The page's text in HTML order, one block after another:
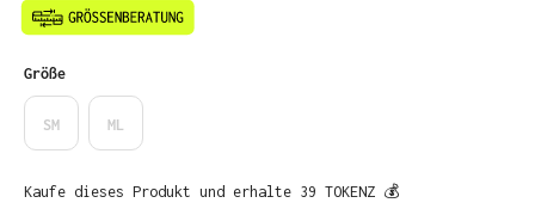
Größeauswählen
SM ML
Kaufe dieses Produkt und erhalte 39 TOKENZ 💰